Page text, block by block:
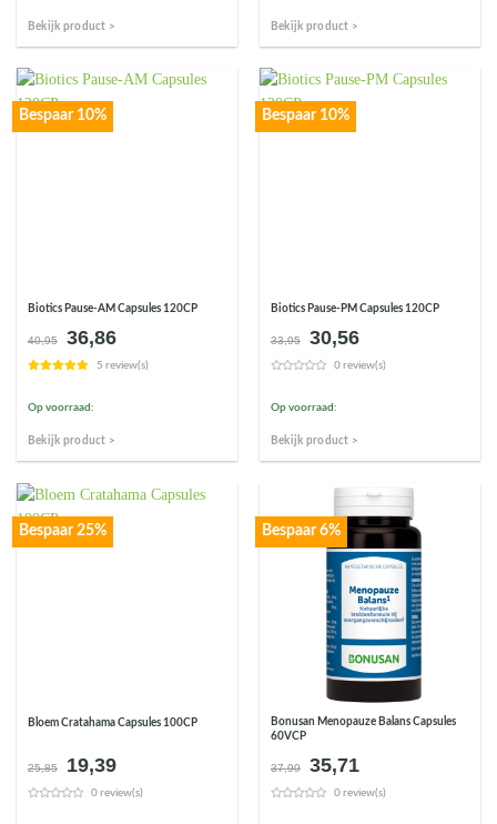
Bekijk product > Bekijk product >
Bespaar 10%
Biotics Pause-AM Capsules 120CP
40,95
Oorspronkelijke
prijs
was:
36,86Huidige
prijs
is:
5 review(s)
Op voorraad:
Bekijk product >
Bespaar 10%
Biotics Pause-PM Capsules 120CP
33,95
Oorspronkelijke
prijs
was:
30,56Huidige
prijs
is:
0 review(s)
Op voorraad:
Bekijk product >
Bespaar 25%
Bloem Cratahama Capsules 100CP
25,85
Oorspronkelijke
prijs
was:
19,39Huidige
prijs
is:
0 review(s)
Bespaar 6%
Bonusan Menopauze Balans Capsules
60VCP
37,99
Oorspronkelijke
prijs
was:
35,71
prijs
is:
0 review(s)